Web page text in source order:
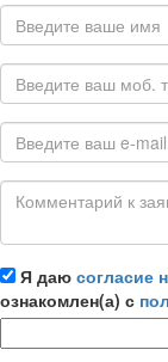
Я даю согласие
ознакомлен(а) с